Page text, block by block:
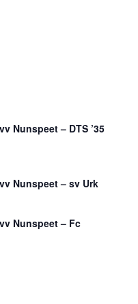
Nunspeet – DTS ’35
Nunspeet – sv Urk
Nunspeet – Fc